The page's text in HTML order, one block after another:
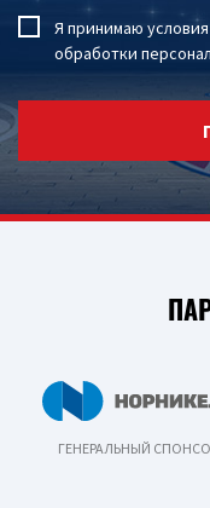
Я принимаю условия
обработки
ГЕНЕРАЛЬНЫЙ